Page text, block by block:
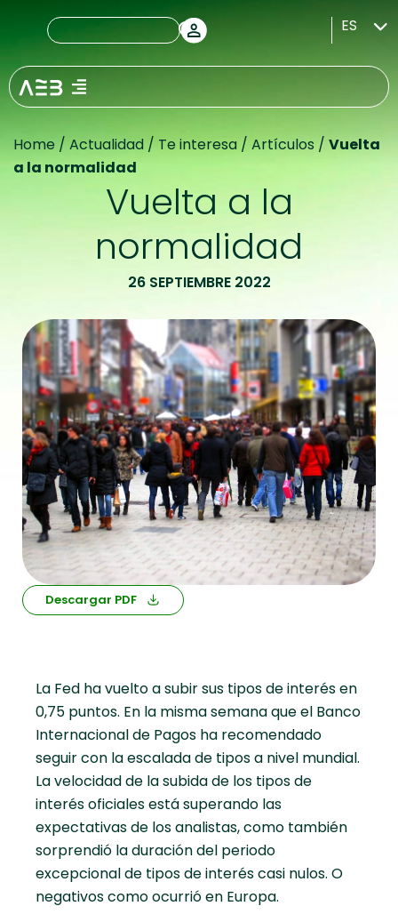
ES
Home / Actualidad / Te interesa / Artículos / Vuelta
a la normalidad
Vuelta a la
normalidad
26 SEPTIEMBRE 2022
Descargar PDF
La Fed ha vuelto a subir sus tipos de interés en
0,75 puntos. En la misma semana que el Banco
Internacional de Pagos ha recomendado
seguir con la escalada de tipos a nivel mundial.
La velocidad de la subida de los tipos de
interés oficiales está superando las
expectativas de los analistas, como también
sorprendió la duración del periodo
excepcional de tipos de interés casi nulos. O
negativos como ocurrió en Europa.